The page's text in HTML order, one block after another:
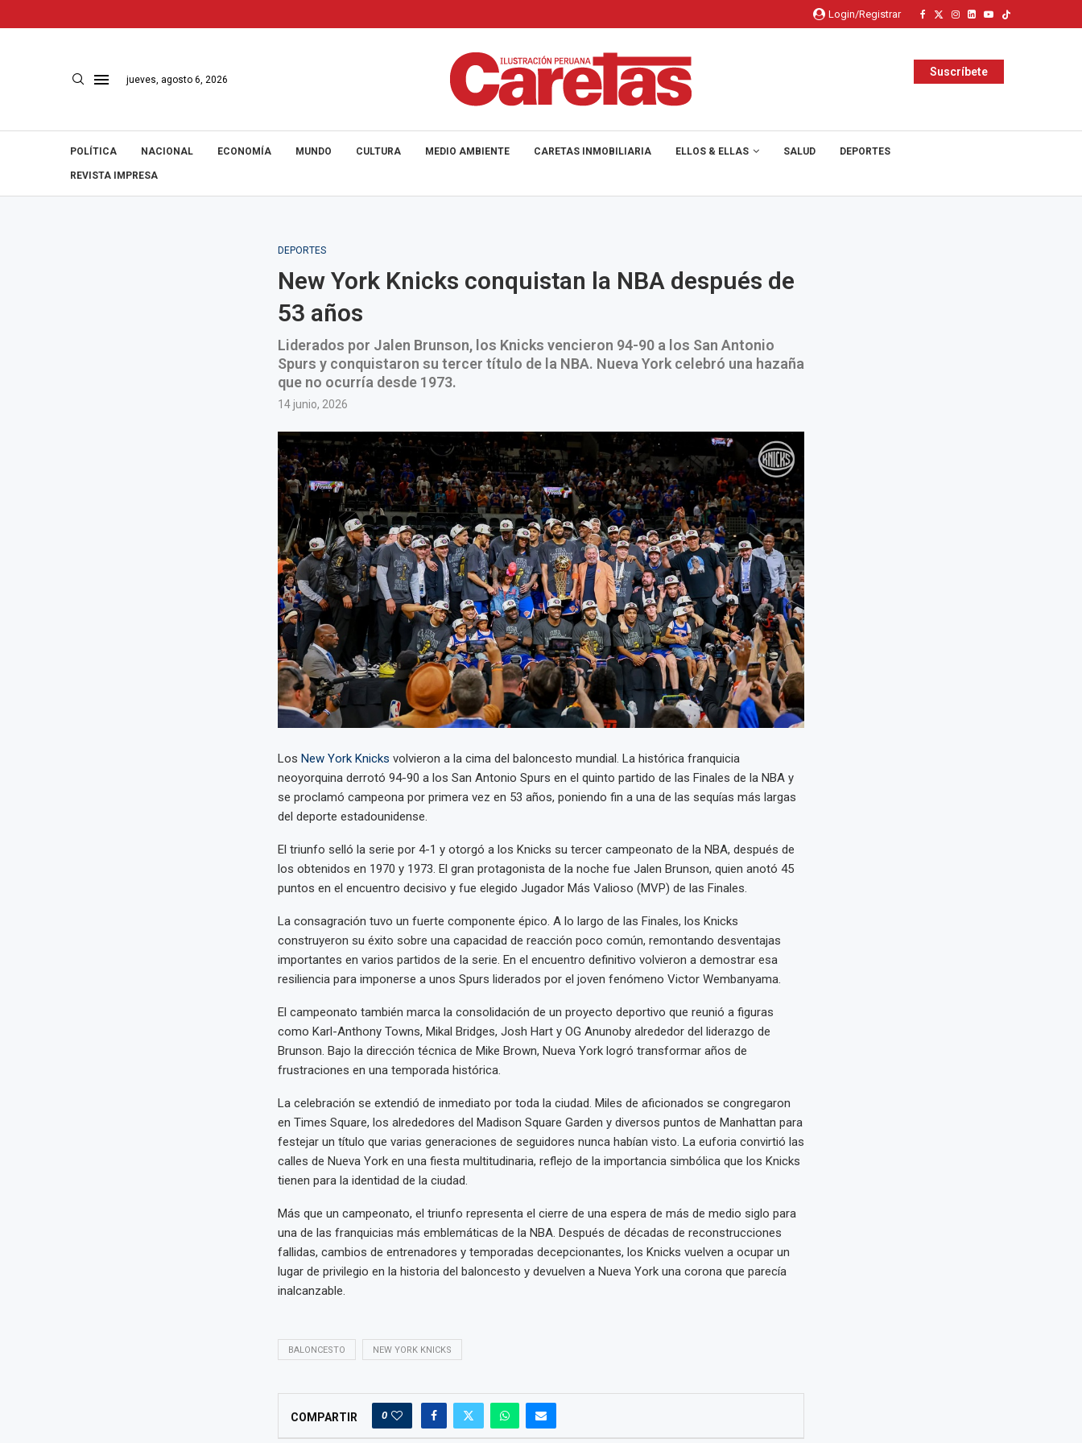
Login/Registrar
jueves, agosto 6, 2026
Suscríbete
POLÍTICA NACIONAL ECONOMÍA MUNDO CULTURA MEDIO AMBIENTE CARETAS INMOBILIARIA ELLOS & ELLAS SALUD DEPORTES
REVISTA IMPRESA
DEPORTES
New York Knicks conquistan la NBA después de
53 años
Liderados por Jalen Brunson, los Knicks vencieron 94-90 a los San Antonio
Spurs y conquistaron su tercer título de la NBA. Nueva York celebró una hazaña
que no ocurría desde 1973.
14 junio, 2026
Los New York Knicks volvieron a la cima del baloncesto mundial. La histórica franquicia
neoyorquina derrotó 94-90 a los San Antonio Spurs en el quinto partido de las Finales de la NBA y
se proclamó campeona por primera vez en 53 años, poniendo fin a una de las sequías más largas
del deporte estadounidense.
El triunfo selló la serie por 4-1 y otorgó a los Knicks su tercer campeonato de la NBA, después de
los obtenidos en 1970 y 1973. El gran protagonista de la noche fue Jalen Brunson, quien anotó 45
puntos en el encuentro decisivo y fue elegido Jugador Más Valioso (MVP) de las Finales.
La consagración tuvo un fuerte componente épico. A lo largo de las Finales, los Knicks
construyeron su éxito sobre una capacidad de reacción poco común, remontando desventajas
importantes en varios partidos de la serie. En el encuentro definitivo volvieron a demostrar esa
resiliencia para imponerse a unos Spurs liderados por el joven fenómeno Victor Wembanyama.
El campeonato también marca la consolidación de un proyecto deportivo que reunió a figuras
como Karl-Anthony Towns, Mikal Bridges, Josh Hart y OG Anunoby alrededor del liderazgo de
Brunson. Bajo la dirección técnica de Mike Brown, Nueva York logró transformar años de
frustraciones en una temporada histórica.
La celebración se extendió de inmediato por toda la ciudad. Miles de aficionados se congregaron
en Times Square, los alrededores del Madison Square Garden y diversos puntos de Manhattan para
festejar un título que varias generaciones de seguidores nunca habían visto. La euforia convirtió las
calles de Nueva York en una fiesta multitudinaria, reflejo de la importancia simbólica que los Knicks
tienen para la identidad de la ciudad.
Más que un campeonato, el triunfo representa el cierre de una espera de más de medio siglo para
una de las franquicias más emblemáticas de la NBA. Después de décadas de reconstrucciones
fallidas, cambios de entrenadores y temporadas decepcionantes, los Knicks vuelven a ocupar un
lugar de privilegio en la historia del baloncesto y devuelven a Nueva York una corona que parecía
inalcanzable.
BALONCESTO NEW YORK KNICKS
COMPARTIR 0